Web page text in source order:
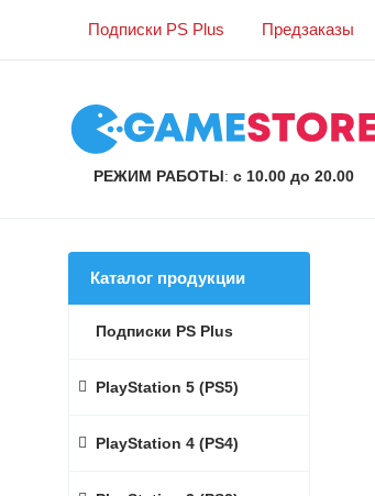
Подписки PS Plus Предзаказы
РЕЖИМ РАБОТЫ: с 10.00 до 20.00
Каталог продукции
Подписки PS Plus
PlayStation 5 (PS5)
PlayStation 4 (PS4)